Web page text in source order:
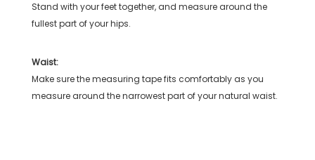
Stand with your feet together, and measure around the
fullest part of your hips.
Waist:
Make sure the measuring tape fits comfortably as you
measure around the narrowest part of your natural waist.